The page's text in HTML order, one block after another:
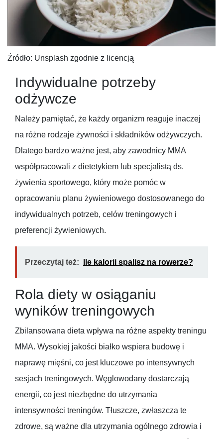
Źródło: Unsplash zgodnie z licencją
Indywidualne potrzeby
odżywcze
Należy pamiętać, że każdy organizm reaguje inaczej
na różne rodzaje żywności i składników odżywczych.
Dlatego bardzo ważne jest, aby zawodnicy MMA
współpracowali z dietetykiem lub specjalistą ds.
żywienia sportowego, który może pomóc w
opracowaniu planu żywieniowego dostosowanego do
indywidualnych potrzeb, celów treningowych i
preferencji żywieniowych.
Przeczytaj też: Ile kalorii spalisz na rowerze?
Rola diety w osiąganiu
wyników treningowych
Zbilansowana dieta wpływa na różne aspekty treningu
MMA. Wysokiej jakości białko wspiera budowę i
naprawę mięśni, co jest kluczowe po intensywnych
sesjach treningowych. Węglowodany dostarczają
energii, co jest niezbędne do utrzymania
intensywności treningów. Tłuszcze, zwłaszcza te
zdrowe, są ważne dla utrzymania ogólnego zdrowia i